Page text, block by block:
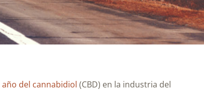
año del cannabidiol (CBD) en la industria del